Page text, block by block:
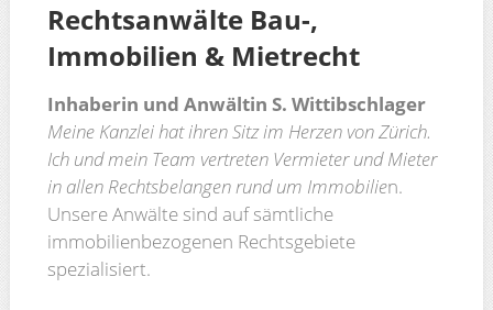
Rechtsanwälte Bau-,
Immobilien & Mietrecht
Inhaberin und Anwältin S. Wittibschlager
Meine Kanzlei hat ihren Sitz im Herzen von Zürich.
Ich und mein Team vertreten Vermieter und Mieter
in allen Rechtsbelangen rund um Immobilien.
Unsere Anwälte sind auf sämtliche
immobilienbezogenen Rechtsgebiete
spezialisiert.